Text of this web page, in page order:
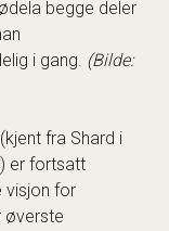
begge deler
i gang. (Bilde:
(kjent fra Shard i
er fortsatt
visjon for
øverste